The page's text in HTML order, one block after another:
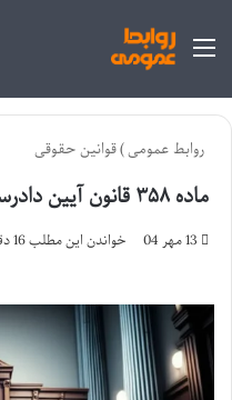
منو
روابط عمومی)قوانین حقوقی
ماده ۳۵۸ قانون آیین دادرسی مدنی: شرح و تفسیر کامل
13 مهر 04 خواندن این مطلب 16 دقیقه زمان میبرد